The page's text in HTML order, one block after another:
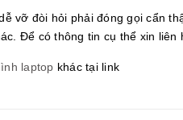
vỡ đòi hỏi phải đóng gọi cẩn
Để có thông tin cụ thể xin liên
laptop khác tại link